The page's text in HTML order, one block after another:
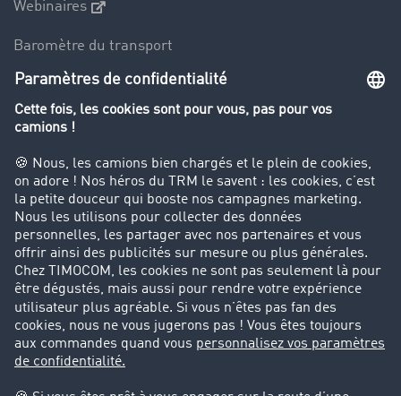
Webinaires
Baromètre du transport
Le dictionnaire du transport
Interdiction de circulation des poids lourds
Entreprise
Parrainage clients
Success Stories
Cadre légal
Mentions légales